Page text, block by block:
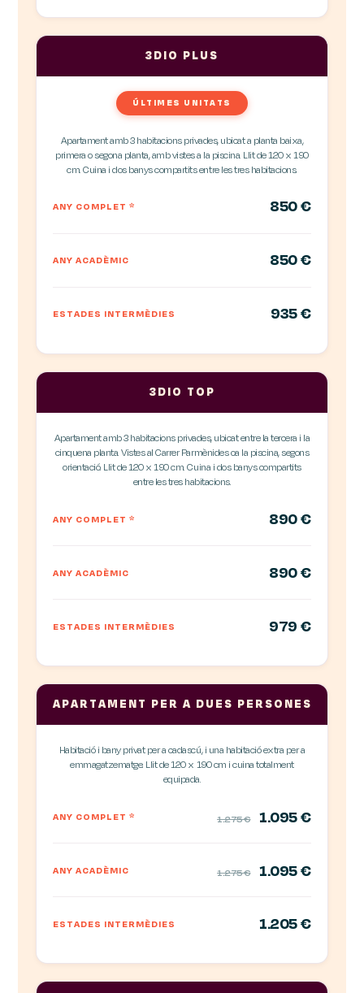
3DIO PLUS
ÚLTIMES UNITATS
Apartament amb 3 habitacions privades, ubicat a planta baixa,
primera o segona planta, amb vistes a la piscina. Llit de 120 x 190
cm. Cuina i dos banys compartits entre les tres habitacions.
ANY COMPLET* 850 €
ANY ACADÈMIC 850 €
ESTADES INTERMÈDIES 935 €
3DIO TOP
Apartament amb 3 habitacions privades, ubicat entre la tercera i la
cinquena planta. Vistes al Carrer Parmènides oa la piscina, segons
orientació. Llit de 120 x 190 cm. Cuina i dos banys compartits
entre les tres habitacions.
ANY COMPLET* 890 €
ANY ACADÈMIC 890 €
ESTADES INTERMÈDIES 979 €
APARTAMENT PER A DUES PERSONES
Habitació i bany privat per a cadascú, i una habitació extra per a
emmagatzematge. Llit de 120 x 190 cm i cuina totalment
equipada.
ANY COMPLET* 1.275 € 1.095 €
ANY ACADÈMIC 1.275 € 1.095 €
ESTADES INTERMÈDIES 1.205 €